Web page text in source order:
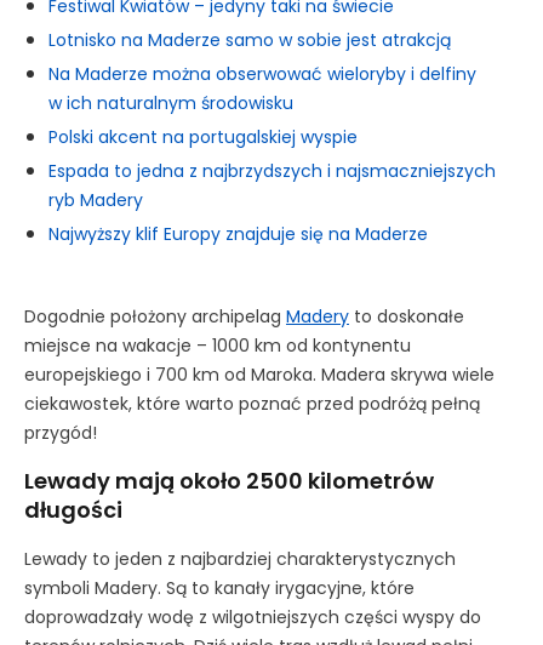
Festiwal Kwiatów – jedyny taki na świecie
Lotnisko na Maderze samo w sobie jest atrakcją
Na Maderze można obserwować wieloryby i delfiny
w ich naturalnym środowisku
Polski akcent na portugalskiej wyspie
Espada to jedna z najbrzydszych i najsmaczniejszych
ryb Madery
Najwyższy klif Europy znajduje się na Maderze
Dogodnie położony archipelag Madery to doskonałe
miejsce na wakacje – 1000 km od kontynentu
europejskiego i 700 km od Maroka. Madera skrywa wiele
ciekawostek, które warto poznać przed podróżą pełną
przygód!
Lewady mają około 2500 kilometrów
długości
Lewady to jeden z najbardziej charakterystycznych
symboli Madery. Są to kanały irygacyjne, które
doprowadzały wodę z wilgotniejszych części wyspy do